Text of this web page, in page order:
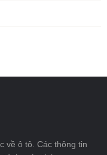
về ô tô. Các thông tin